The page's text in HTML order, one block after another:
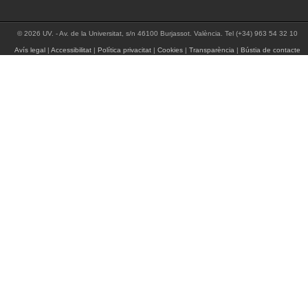
© 2026 UV. - Av. de la Universitat, s/n 46100 Burjassot. València. Tel (+34) 963 54 32 10
Avís legal| Accessibilitat| Política privacitat| Cookies| Transparència | Bústia de contacte